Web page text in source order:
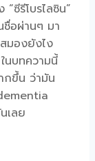
“ซีรีโบรไลซิน”
ชื่อผ่านๆ มา
มองยังไง
นบทความนี้
กขึ้น ว่ามัน
เลย